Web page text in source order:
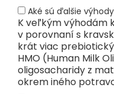
Aké sú ďalšie
K veľkým výhodám
v porovnaní s
krát viac
HMO (Human Milk
oligosacharidy z
okrem iného